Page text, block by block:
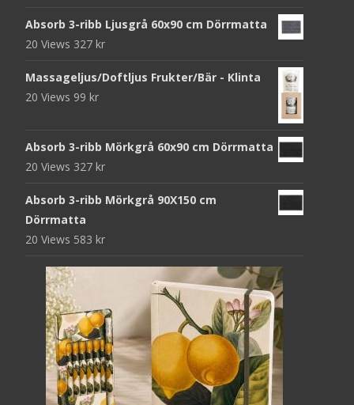
Absorb 3-ribb Ljusgrå 60x90 cm Dörrmatta
20 Views 327 kr
Massageljus/Doftljus Frukter/Bär - Klinta
20 Views 99 kr
Absorb 3-ribb Mörkgrå 60x90 cm Dörrmatta
20 Views 327 kr
Absorb 3-ribb Mörkgrå 90X150 cm
Dörrmatta
20 Views 583 kr